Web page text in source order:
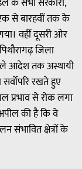
एक से बारहवीं तक के
वहीं दूसरी ओर
जिला
आदेश तक अस्थायी
सर्वोपरि रखते हुए
प्रभाव से रोक लगा
की है कि वे
संभावित क्षेत्रों के